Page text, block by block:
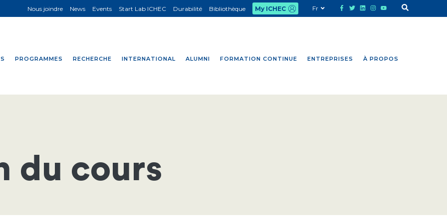
PROGRAMMES RECHERCHE INTERNATIONAL ALUMNI FORMATION CONTINUE ENTREPRISES À PROPOS
Nous joindre News Events Start Lab ICHEC Durabilité Bibliothèque My ICHEC Fr
du cours